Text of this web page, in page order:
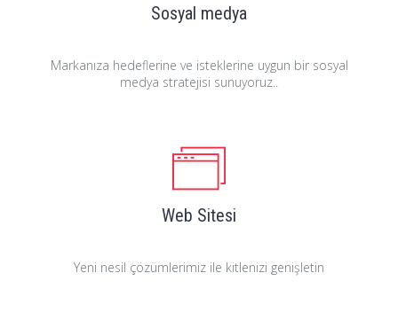
Sosyal medya
Markanıza hedeflerine ve isteklerine uygun bir sosyal
medya stratejisi sunuyoruz..
Web Sitesi
Yeni nesil çözümlerimiz ile kitlenizi genişletin